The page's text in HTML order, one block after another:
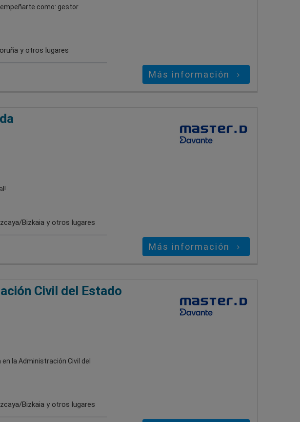
como: gestor
y otros lugares
Más información
Bizkaia y otros lugares
Más información
Civil del Estado
la Administración Civil del
Bizkaia y otros lugares